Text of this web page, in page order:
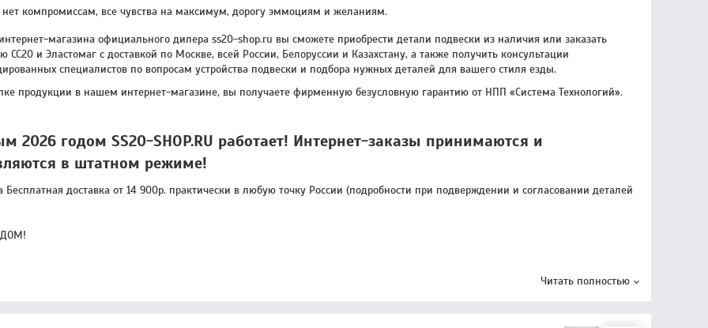
нет компромиссам, все чувства на максимум, дорогу эммоциям и желаниям.
магазина официального дилера ss20-shop.ru вы сможете приобрести детали подвески из наличия или заказать
CC20 и Эластомаг с доставкой по Москве, всей России, Белоруссии и Казахстану, а также получить консультации
специалистов по вопросам устройства подвески и подбора нужных деталей для вашего стиля езды.
продукции в нашем интернет-магазине, вы получаете фирменную безусловную гарантию от НПП «Система Технологий».
2026 годом SS20-SHOP.RU работает! Интернет-заказы принимаются и
в штатном режиме!
Бесплатная доставка от 14 900р. практически в любую точку России (подробности при подверждении и согласовании деталей
Читать полностью